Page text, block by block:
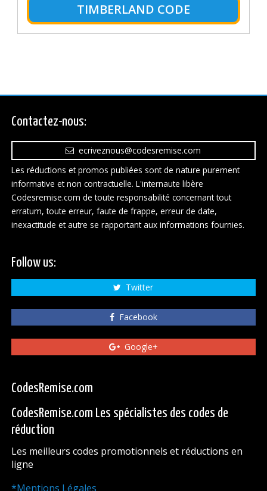
TIMBERLAND CODE
Contactez-nous:
ecriveznous@codesremise.com
Les réductions et promos publiées sont de nature purement
informative et non contractuelle. L'internaute libère
Codesremise.com de toute responsabilité concernant tout
erratum, toute erreur, faute de frappe, erreur de date,
inexactitude et autre se rapportant aux informations fournies.
Follow us:
Twitter
Facebook
Google+
CodesRemise.com
CodesRemise.com Les spécialistes des codes de
réduction
Les meilleurs codes promotionnels et réductions en
ligne
*Mentions Légales